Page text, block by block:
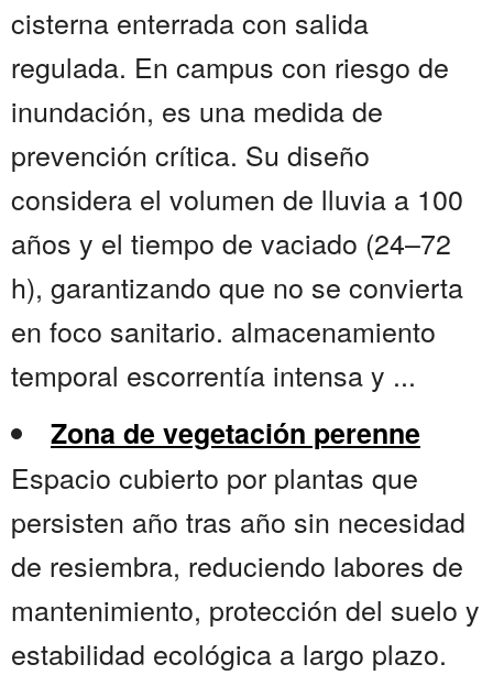
cisterna enterrada con salida
regulada. En campus con riesgo de
inundación, es una medida de
prevención crítica. Su diseño
considera el volumen de lluvia a 100
años y el tiempo de vaciado (24–72
h), garantizando que no se convierta
en foco sanitario. almacenamiento
temporal escorrentía intensa y ...
Zona de vegetación perenne
Espacio cubierto por plantas que
persisten año tras año sin necesidad
de resiembra, reduciendo labores de
mantenimiento, protección del suelo y
estabilidad ecológica a largo plazo.